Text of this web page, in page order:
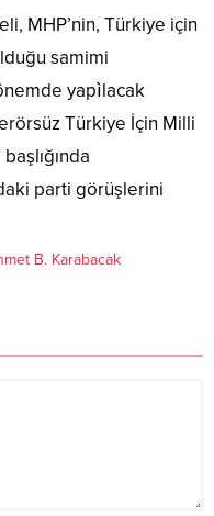
MHP’nin, Türkiye için
samimi
yapìlacak
Türkiye İçin Milli
parti görüşlerini